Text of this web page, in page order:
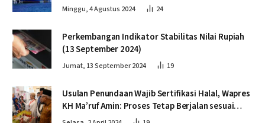
Minggu, 4 Agustus 2024 24
Perkembangan Indikator Stabilitas Nilai Rupiah
(13 September 2024)
Jumat, 13 September 2024 19
Usulan Penundaan Wajib Sertifikasi Halal, Wapres
KH Ma’ruf Amin: Proses Tetap Berjalan sesuai
Penahapan